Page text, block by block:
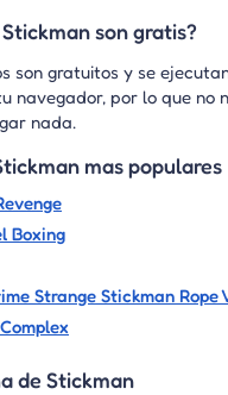
son gratis?
son gratuitos y se
navegador, por lo que no
nada.
mas populares
Boxing
Strange Stickman Rope
de Stickman